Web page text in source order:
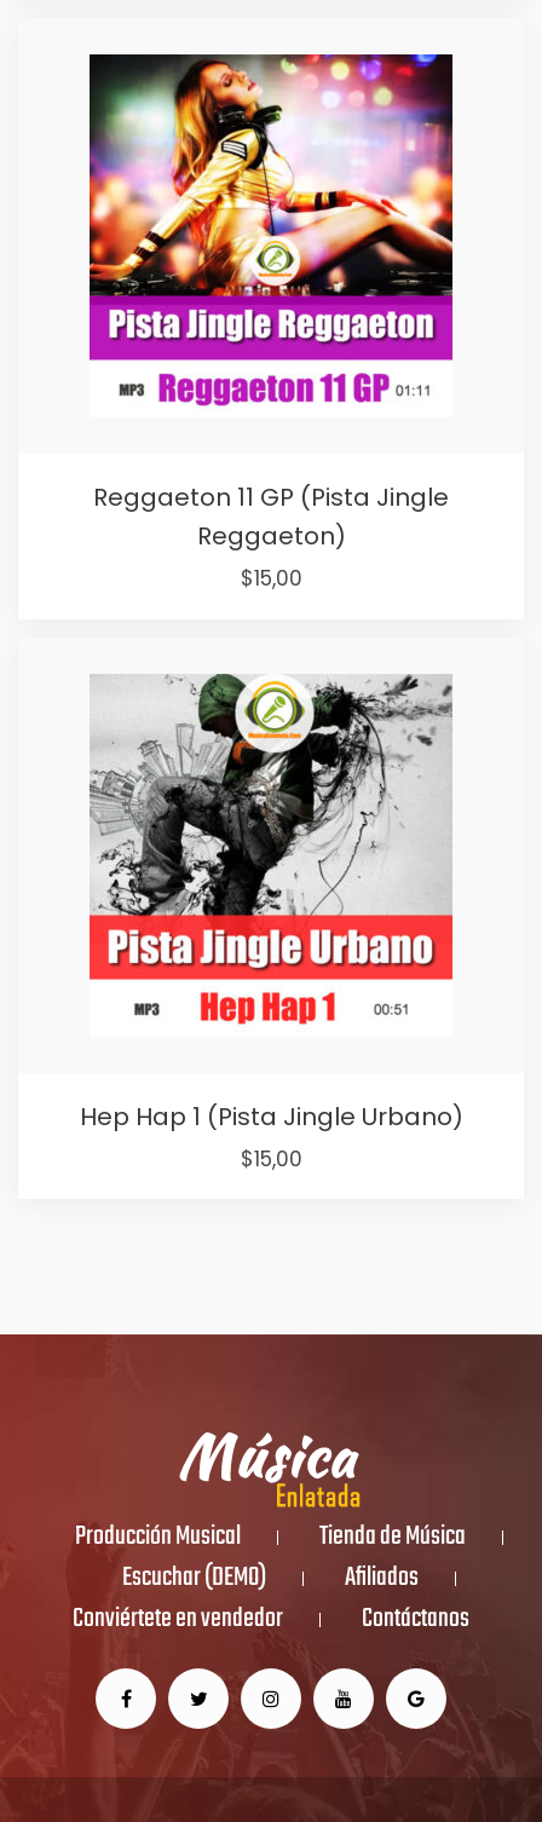
Reggaeton 11 GP (Pista Jingle
Reggaeton)
$15,00
Hep Hap 1 (Pista Jingle Urbano)
$15,00
Producción Musical
Tienda de Música
Escuchar (DEMO)
Afiliados
Conviértete en vendedor
Contáctanos